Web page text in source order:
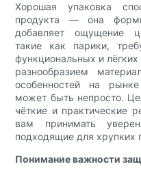
Хорошая упаковка
продукта — она
добавляет ощущение
такие как парики,
функциональных и
разнообразием
особенностей на
может быть непросто.
чёткие и практические
вам принимать
подходящие для хрупких
Понимание важности